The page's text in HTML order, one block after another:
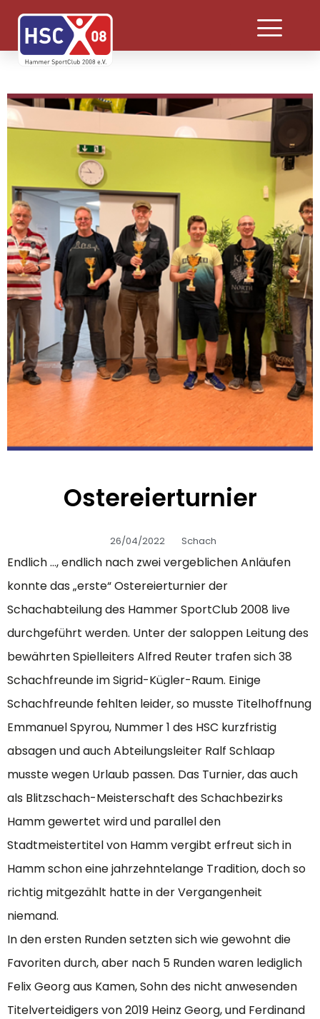
Ostereierturnier
26/04/2022 Schach
Endlich …, endlich nach zwei vergeblichen Anläufen
konnte das „erste“ Ostereierturnier der
Schachabteilung des Hammer SportClub 2008 live
durchgeführt werden. Unter der saloppen Leitung des
bewährten Spielleiters Alfred Reuter trafen sich 38
Schachfreunde im Sigrid-Kügler-Raum. Einige
Schachfreunde fehlten leider, so musste Titelhoffnung
Emmanuel Spyrou, Nummer 1 des HSC kurzfristig
absagen und auch Abteilungsleiter Ralf Schlaap
musste wegen Urlaub passen. Das Turnier, das auch
als Blitzschach-Meisterschaft des Schachbezirks
Hamm gewertet wird und parallel den
Stadtmeistertitel von Hamm vergibt erfreut sich in
Hamm schon eine jahrzehntelange Tradition, doch so
richtig mitgezählt hatte in der Vergangenheit
niemand.
In den ersten Runden setzten sich wie gewohnt die
Favoriten durch, aber nach 5 Runden waren lediglich
Felix Georg aus Kamen, Sohn des nicht anwesenden
Titelverteidigers von 2019 Heinz Georg, und Ferdinand